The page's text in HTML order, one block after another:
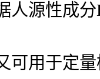
人源性成
可用于定